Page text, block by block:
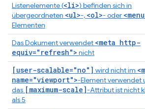
Listenelemente (<li>) befinden sich in
übergeordneten <ul>-, <ol>- oder
Elementen
Das Dokument verwendet <meta http-
equiv="refresh"> nicht
[user-scalable="no"] wird nicht im
name="viewport">-Element verwendet
das [maximum-scale]-Attribut ist nicht
als 5